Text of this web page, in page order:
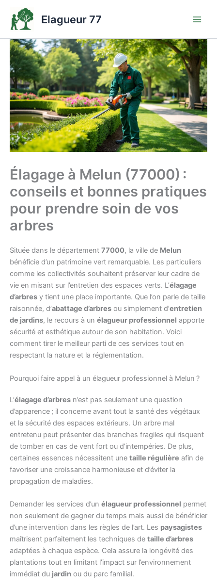
contenu
Elagueur 77
Élagage à Melun (77000) :
conseils et bonnes pratiques
pour prendre soin de vos
arbres
Située dans le département 77000, la ville de Melun
bénéficie d’un patrimoine vert remarquable. Les particuliers
comme les collectivités souhaitent préserver leur cadre de
vie en misant sur l’entretien des espaces verts. L’élagage
d’arbres y tient une place importante. Que l’on parle de taille
raisonnée, d’abattage d’arbres ou simplement d’entretien
de jardins, le recours à un élagueur professionnel apporte
sécurité et esthétique autour de son habitation. Voici
comment tirer le meilleur parti de ces services tout en
respectant la nature et la réglementation.
Pourquoi faire appel à un élagueur professionnel à Melun ?
L’élagage d’arbres n’est pas seulement une question
d’apparence ; il concerne avant tout la santé des végétaux
et la sécurité des espaces extérieurs. Un arbre mal
entretenu peut présenter des branches fragiles qui risquent
de tomber en cas de vent fort ou d’intempéries. De plus,
certaines essences nécessitent une taille régulière afin de
favoriser une croissance harmonieuse et d’éviter la
propagation de maladies.
Demander les services d’un élagueur professionnel permet
non seulement de gagner du temps mais aussi de bénéficier
d’une intervention dans les règles de l’art. Les paysagistes
maîtrisent parfaitement les techniques de taille d’arbres
adaptées à chaque espèce. Cela assure la longévité des
plantations tout en limitant l’impact sur l’environnement
immédiat du jardin ou du parc familial.